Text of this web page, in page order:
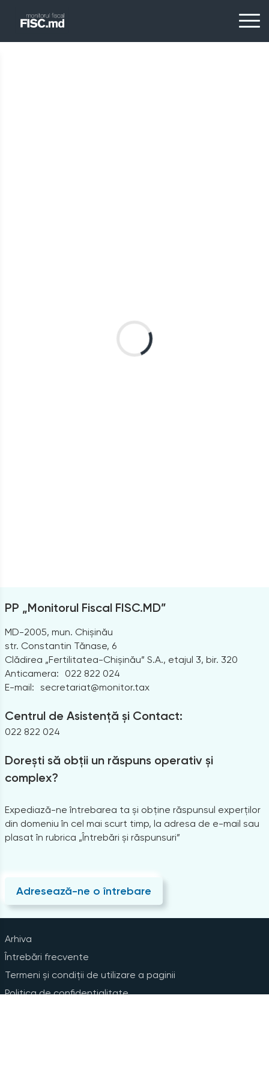
PP „Monitorul Fiscal FISC.MD”
MD-2005, mun. Chișinău
str. Constantin Tănase, 6
Clădirea „Fertilitatea-Chișinău” S.A., etajul 3, bir. 320
Anticamera:
022 822 024
E-mail: secretariat@monitor.tax
Centrul de Asistență și Contact:
022 822 024
Dorești să obții un răspuns operativ și
complex?
Expediază-ne întrebarea ta și obține răspunsul experților
din domeniu în cel mai scurt timp, la adresa de e-mail sau
plasat în rubrica „Întrebări și răspunsuri”
Adresează-ne o întrebare
Arhiva
Întrebări frecvente
Termeni și condiții de utilizare a paginii
Politica de confidențialitate